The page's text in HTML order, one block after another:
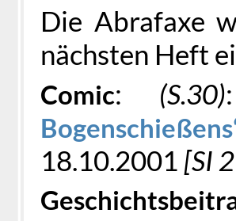
Die Abrafaxe
nächsten Heft
Comic: (S.30)
Bogenschießens
18.10.2001 [SI